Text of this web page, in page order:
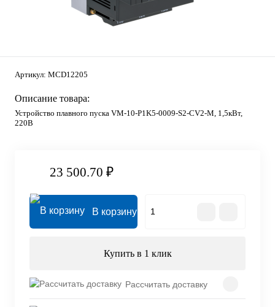
Артикул: MCD12205
Описание товара:
Устройство плавного пуска VM-10-P1K5-0009-S2-CV2-M, 1,5кВт,
220В
23 500.70 ₽
В корзину
Купить в 1 клик
Рассчитать доставку